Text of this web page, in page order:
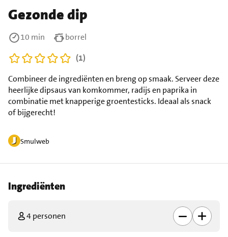
Gezonde dip
Smulweb
Combineer de ingrediënten en breng op smaak. Serveer deze
heerlijke dipsaus van komkommer, radijs en paprika in
combinatie met knapperige groentesticks. Ideaal als snack
of bijgerecht!
10 min
borrel
(1)
Ingrediënten
4 personen